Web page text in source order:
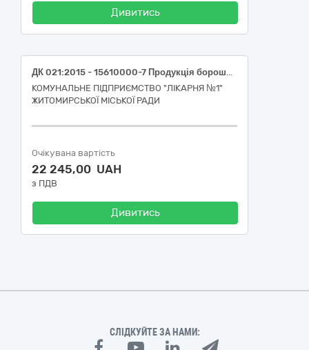
Дивитись
ДК 021:2015 - 15610000-7 Продукція борошномельно-круп’яної промисловості (Борошно пшеничне, вищий сорт, ГСТУ 46.004, фасування 5 кг)
КОМУНАЛЬНЕ ПІДПРИЄМСТВО "ЛІКАРНЯ №1"
ЖИТОМИРСЬКОЇ МІСЬКОЇ РАДИ
Очікувана вартість
22 245,00 UAH
з ПДВ
Дивитись
СЛІДКУЙТЕ ЗА НАМИ: